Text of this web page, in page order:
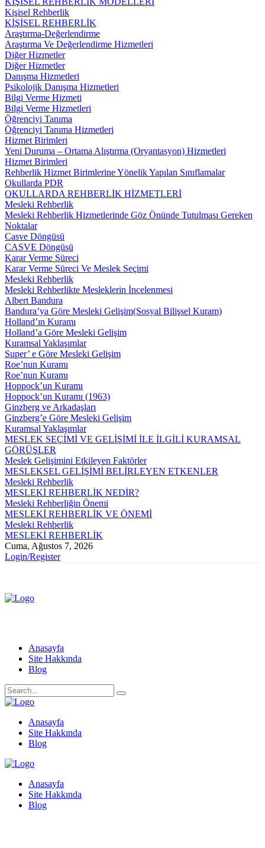
Kişisel Rehberlik
KİŞİSEL REHBERLİK
Araştırma-Değerlendirme
Araştırma Ve Değerlendirme Hizmetleri
Diğer Hizmetler
Diğer Hizmetler
Danışma Hizmetleri
Psikolojik Danışma Hizmetleri
Bilgi Verme Hizmeti
Bilgi Verme Hizmetleri
Öğrenciyi Tanıma
Öğrenciyi Tanıma Hizmetleri
Hizmet Birimleri
Yeni Duruma – Ortama Alıştırma (Oryantasyon) Hizmetleri
Hizmet Birimleri
Rehberlik Hizmet Birimlerine Yönelik Yapılan Sınıflamalar
Okullarda PDR
OKULLARDA REHBERLİK HİZMETLERİ
Mesleki Rehberlik
Mesleki Rehberlik Hizmetlerinde Göz Önünde Tutulması Gereken
Noktalar
Casve Döngüsü
CASVE Döngüsü
Karar Verme Süreci
Karar Verme Süreci Ve Meslek Seçimi
Mesleki Rehberlik
Mesleki Rehberlikte Mesleklerin İncelenmesi
Albert Bandura
Bandura’ya Göre Mesleki Gelişim(Sosyal Bilişsel Kuram)
Holland’ın Kuramı
Holland’a Göre Mesleki Gelişim
Kuramsal Yaklaşımlar
Super’ e Göre Mesleki Gelişim
Roe’nun Kuramı
Roe’nun Kuramı
Hoppock’un Kuramı
Hoppock’un Kuramı (1963)
Ginzberg ve Arkadaşları
Ginzberg’e Göre Mesleki Gelişim
Kuramsal Yaklaşımlar
MESLEK SEÇİMİ VE GELİŞİMİ İLE İLGİLİ KURAMSAL
GÖRÜŞLER
Meslek Gelişimini Etkileyen Faktörler
MESLEKSEL GELİŞİMİ BELİRLEYEN ETKENLER
Mesleki Rehberlik
MESLEKİ REHBERLİK NEDİR?
Mesleki Rehberliğin Önemi
MESLEKİ REHBERLİK VE ÖNEMİ
Mesleki Rehberlik
MESLEKİ REHBERLİK
Cuma, Ağustos 7, 2026
Login/Register
Anasayfa
Site Hakkında
Blog
Anasayfa
Site Hakkında
Blog
Anasayfa
Site Hakkında
Blog